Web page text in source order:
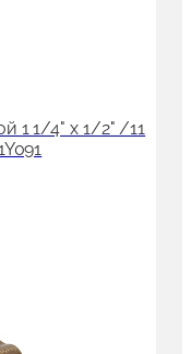
1 1/4" x 1/2" /11